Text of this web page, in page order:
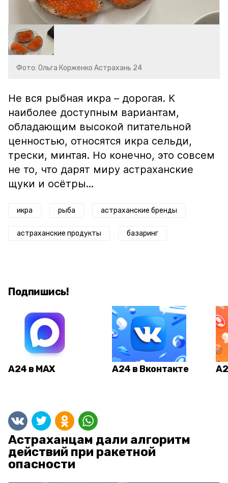
Фото: Ольга Корженко Астрахань 24
Не вся рыбная икра – дорогая. К
наиболее доступным вариантам,
обладающим высокой питательной
ценностью, относятся икра сельди,
трески, минтая. Но конечно, это совсем
не то, что дарят миру астраханские
щуки и осётры...
икра рыба астраханские бренды
астраханские продукты базаринг
Подпишись!
А24 в MAX А24 в Вконтакте
Астраханцам дали алгоритм
действий при ракетной
опасности